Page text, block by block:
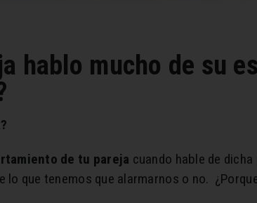
hablo mucho de su
de tu pareja cuando hable de
que tenemos que alarmarnos o no.